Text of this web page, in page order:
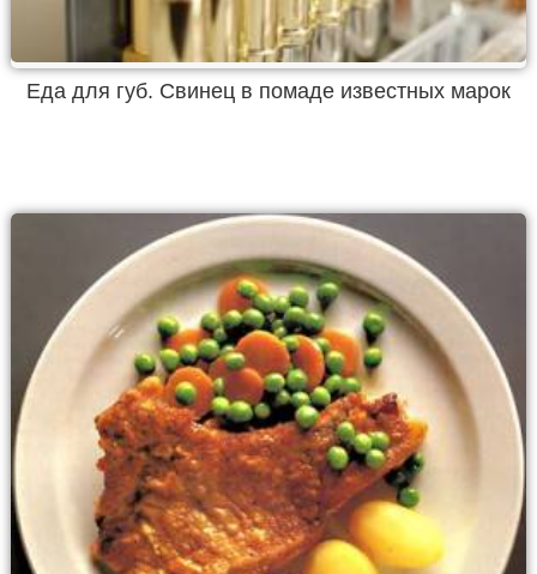
Еда для губ. Свинец в помаде известных марок